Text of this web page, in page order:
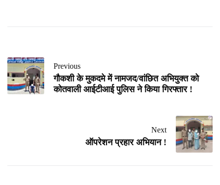
Previous
गौकशी के मुकदमे में नामजद/वांछित अभियुक्त को
कोतवाली आईटीआई पुलिस ने किया गिरफ्तार !
Next
ऑपरेशन प्रहार अभियान !